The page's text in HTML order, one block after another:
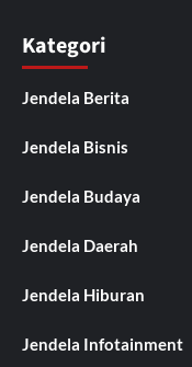
Kategori
Jendela Berita
Jendela Bisnis
Jendela Budaya
Jendela Daerah
Jendela Hiburan
Jendela Infotainment